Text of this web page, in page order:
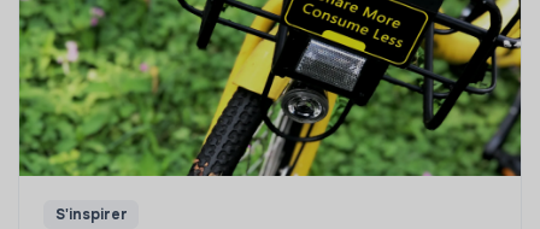
S'inspirer